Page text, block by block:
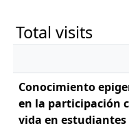
Total visits
Conocimiento
en la participación
vida en estudiantes